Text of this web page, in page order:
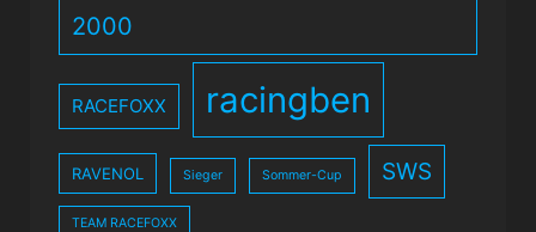
2000
RACEFOXX racingben
RAVENOL Sieger Sommer-Cup SWS
TEAM RACEFOXX